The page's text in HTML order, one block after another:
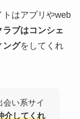
はアプリやweb
ラブはコンシェ
ングをしてくれ
会い系サイ
介してくれ